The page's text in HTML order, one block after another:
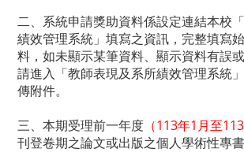
二、系統申請獎助資料係設定連結本校
績效管理系統」填寫之資訊，完整填寫
料，如未顯示某筆資料、顯示資料有誤
請進入「教師表現及系所績效管理系統
傳附件。
三、本期受理前一年度 （113年1月至
刊登卷期之論文或出版之個人學術性專書